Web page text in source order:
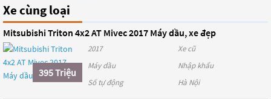
Xe cùng loại
Mitsubishi Triton 4x2 AT Mivec 2017 Máy dầu, xe đẹp
395 Triệu
2017
Xe cũ
Máy dầu
Nhập khẩu
Số tự động
Hà Nội